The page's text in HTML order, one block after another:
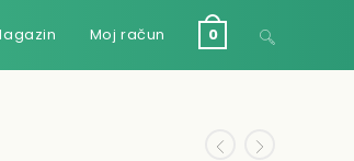
Moj račun 0 Toggle